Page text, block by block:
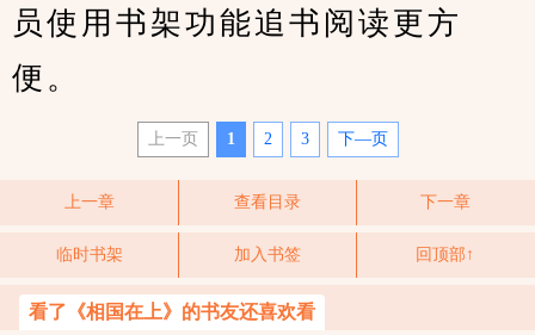
员使用书架功能追书阅读更方
便。
上一页 1 2 3 下—页
上一章 查看目录 下一章
临时书架 加入书签 回顶部↑
看了《相国在上》的书友还喜欢看